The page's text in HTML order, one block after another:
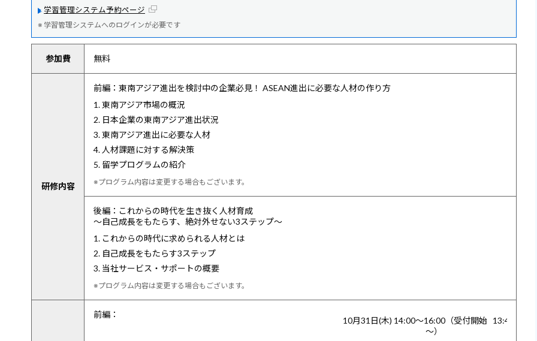
学習管理システム予約ページ
※ 学習管理システムへのログインが必要です
参加費 無料
研修内容
前編：東南アジア進出を検討中の企業必見！ ASEAN進出に必要な人材の作り方
1. 東南アジア市場の概況
2. 日本企業の東南アジア進出状況
3. 東南アジア進出に必要な人材
4. 人材課題に対する解決策
5. 留学プログラムの紹介
※プログラム内容は変更する場合もございます。
後編：これからの時代を生き抜く人材育成
～自己成長をもたらす、絶対外せない3ステップ～
1. これからの時代に求められる人材とは
2. 自己成長をもたらす3ステップ
3. 当社サービス・サポートの概要
※プログラム内容は変更する場合もございます。
前編：
10月31日(木) 14:00～16:00 （受付開始 13:40
～）